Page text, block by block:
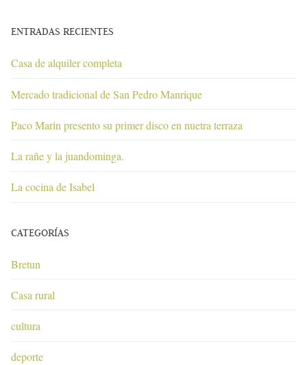
ENTRADAS RECIENTES
Casa de alquiler completa
Mercado tradicional de San Pedro Manrique
Paco Marin presento su primer disco en nuetra terraza
La rañe y la juandominga.
La cocina de Isabel
CATEGORÍAS
Bretun
Casa rural
cultura
deporte